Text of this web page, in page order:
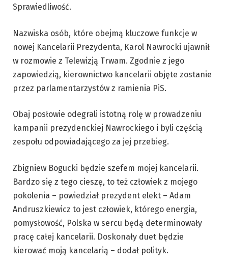
Sprawiedliwość.
Nazwiska osób, które obejmą kluczowe funkcje w
nowej Kancelarii Prezydenta, Karol Nawrocki ujawnił
w rozmowie z Telewizją Trwam. Zgodnie z jego
zapowiedzią, kierownictwo kancelarii objęte zostanie
przez parlamentarzystów z ramienia PiS.
Obaj posłowie odegrali istotną rolę w prowadzeniu
kampanii prezydenckiej Nawrockiego i byli częścią
zespołu odpowiadającego za jej przebieg.
Zbigniew Bogucki będzie szefem mojej kancelarii.
Bardzo się z tego cieszę, to też człowiek z mojego
pokolenia – powiedział prezydent elekt – Adam
Andruszkiewicz to jest człowiek, którego energia,
pomysłowość, Polska w sercu będą determinowały
pracę całej kancelarii. Doskonały duet będzie
kierować moją kancelarią – dodał polityk.